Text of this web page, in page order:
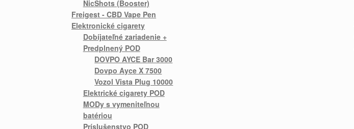
NicShots (Booster)
Freigest - CBD Vape Pen
Elektronické cigarety
Dobíjateľné zariadenie +
Predplnený POD
DOVPO AYCE Bar 3000
Dovpo Ayce X 7500
Vozol Vista Plug 10000
Elektrické cigarety POD
MODy s vymeniteľnou
batériou
Príslušenstvo POD